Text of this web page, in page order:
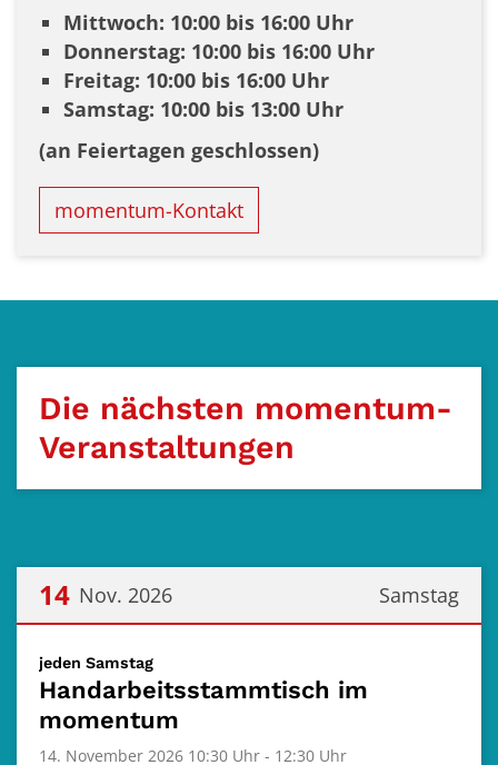
Mittwoch: 10:00 bis 16:00 Uhr
Donnerstag: 10:00 bis 16:00 Uhr
Freitag: 10:00 bis 16:00 Uhr
Samstag: 10:00 bis 13:00 Uhr
(an Feiertagen geschlossen)
momentum-Kontakt
Die nächsten momentum-
Veranstaltungen
Samstag
14 Nov. 2026
jeden Samstag:
Handarbeitsstammtisch im
momentum
14. November 2026 10:30 Uhr - 12:30 Uhr